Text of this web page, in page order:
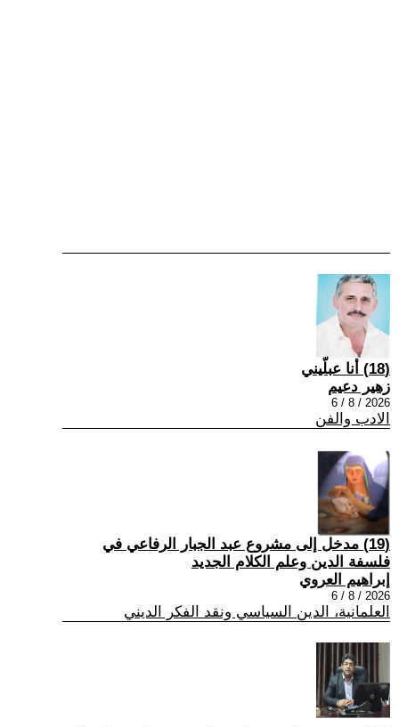
(18) أنا عبلّيني
زهير دعيم
2026 / 8 / 6
الادب والفن
(19) مدخل إلى مشروع عبد الجبار الرفاعي في
فلسفة الدين وعلم الكلام الجديد
إبراهيم العروي
2026 / 8 / 6
العلمانية، الدين السياسي ونقد الفكر الديني